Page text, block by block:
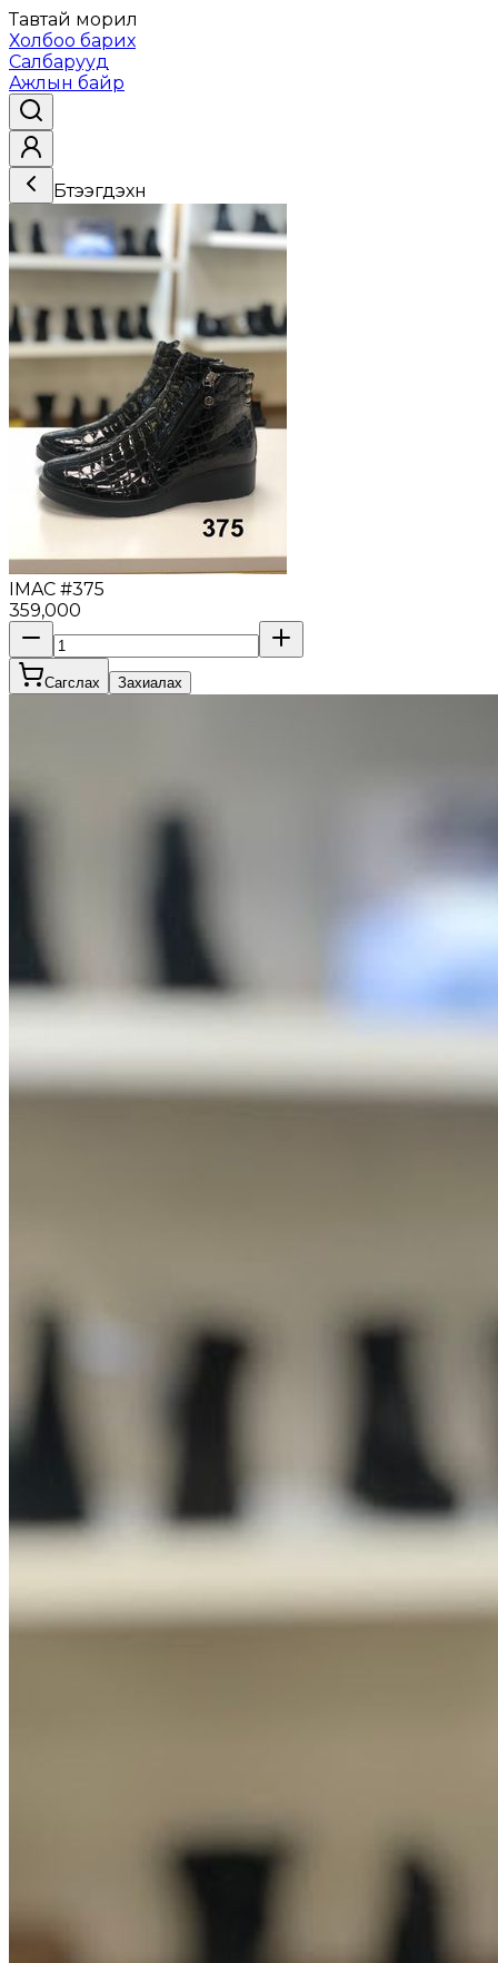
Тавтай морил
Холбоо барих
Салбарууд
Ажлын байр
Бүтээгдэхүүн
IMAC #375
359,000
Сагслах Захиалах